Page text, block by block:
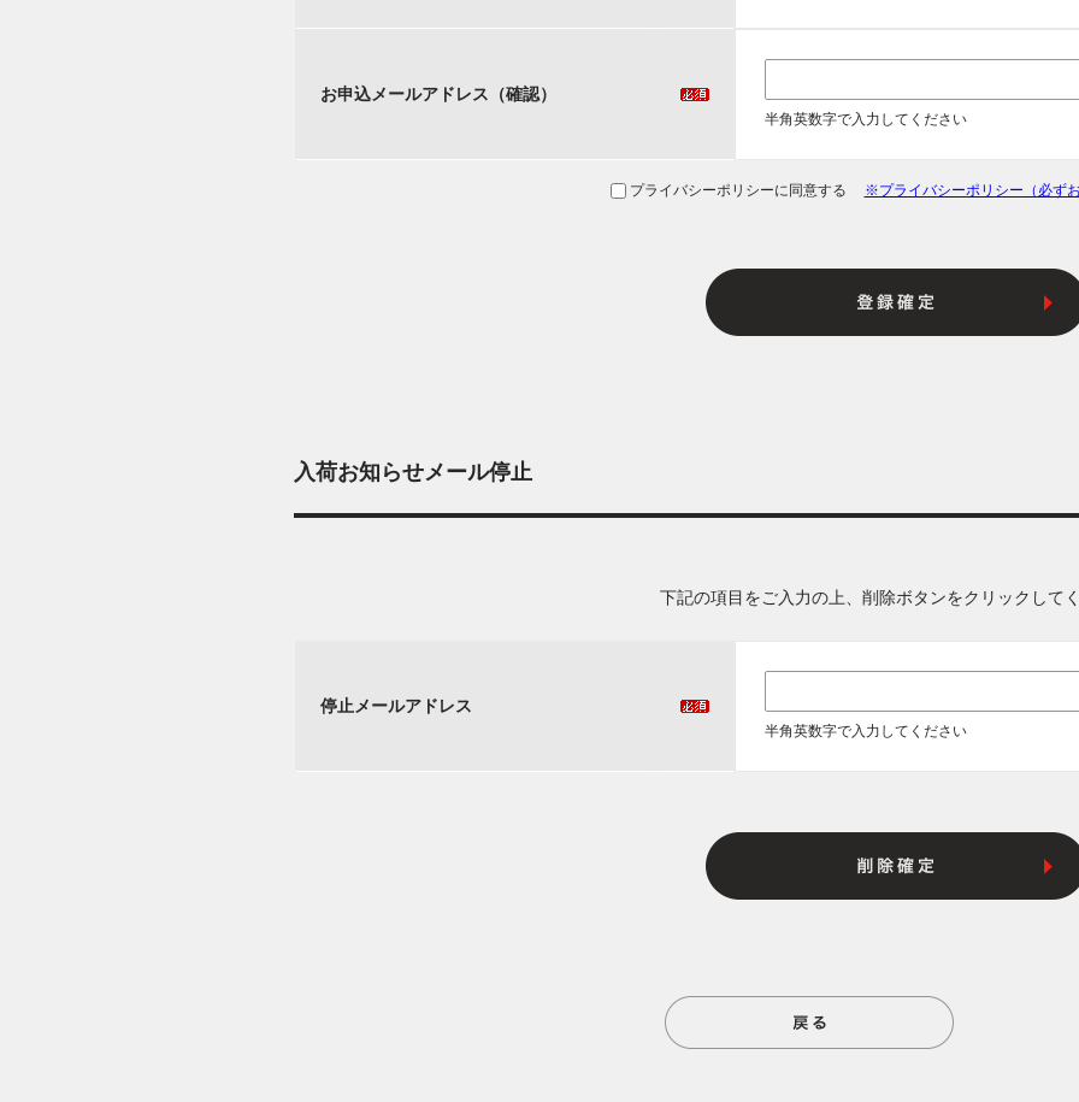
お申込メールアドレス（確認）
半角英数字で入力してください
プライバシーポリシーに同意する ※プライバシーポリシー（必ず
入荷お知らせメール停止
下記の項目をご入力の上、削除ボタンをクリックして
停止メールアドレス
半角英数字で入力してください